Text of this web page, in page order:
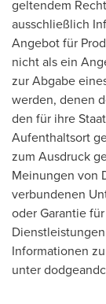
geltendem
ausschließlich
Angebot für
nicht als ein
zur Abgabe
werden, denen
den für ihre
Aufenthaltsort
zum Ausdruck
Meinungen von
verbundenen
oder Garantie
Informationen
unter